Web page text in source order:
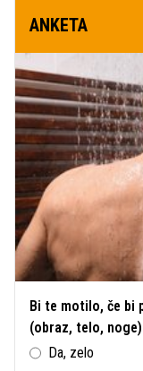
ANKETA
Bi te motilo, če bi
(obraz, telo,
Da, zelo